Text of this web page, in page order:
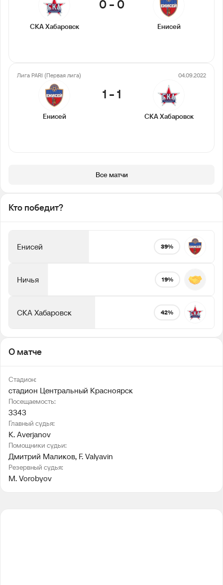
СКА Хабаровск
0 - 0
Енисей
Лига PARI (Первая лига) 04.09.2022
Енисей
1 -1
СКА Хабаровск
Все матчи
Кто победит?
Енисей 39%
Ничья 19%
СКА Хабаровск 42%
О матче
Стадион:
стадион Центральный Красноярск
Посещаемость:
3343
Главный судья:
K. Averjanov
Помощники судьи:
Дмитрий Маликов, F. Valyavin
Резервный судья:
M. Vorobyov